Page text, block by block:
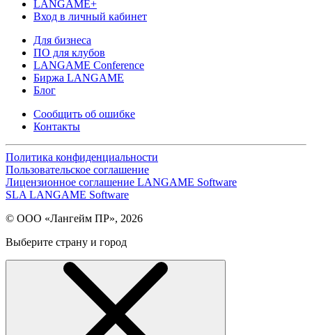
LANGAME+
Вход в личный кабинет
Для бизнеса
ПО для клубов
LANGAME Conference
Биржа LANGAME
Блог
Сообщить об ошибке
Контакты
Политика конфиденциальности
Пользовательское соглашение
Лицензионное соглашение LANGAME Software
SLA LANGAME Software
© ООО «Лангейм ПР», 2026
Выберите страну и город